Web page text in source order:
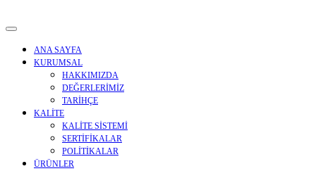
ANA SAYFA
KURUMSAL
HAKKIMIZDA
DEĞERLERİMİZ
TARİHÇE
KALİTE
KALİTE SİSTEMİ
SERTİFİKALAR
POLİTİKALAR
ÜRÜNLER